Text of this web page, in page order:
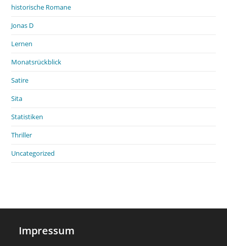
historische Romane
Jonas D
Lernen
Monatsrückblick
Satire
Sita
Statistiken
Thriller
Uncategorized
Impressum